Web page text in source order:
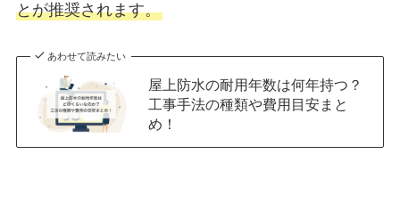
とが推奨されます。
あわせて読みたい
屋上防水の耐用年数は何年持つ？
工事手法の種類や費用目安まと
め！